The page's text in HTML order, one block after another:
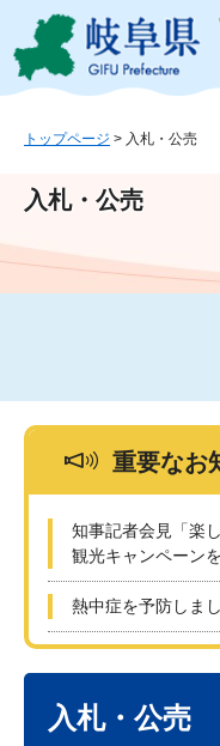
ジ
ュ
文
トップページ > 入札・公売
入札・公売
重要なお
知事記者会見「楽
観光キャンペーン
熱中症を予防しま
入札・公売